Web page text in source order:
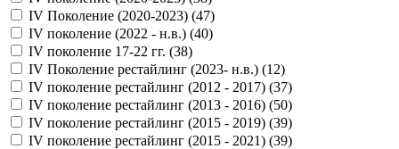
IV Поколение (2020-2023) (47)
IV поколение (2022 - н.в.) (40)
IV поколение 17-22 гг. (38)
IV Поколение рестайлинг (2023- н.в.) (12)
IV поколение рестайлинг (2012 - 2017) (37)
IV поколение рестайлинг (2013 - 2016) (50)
IV поколение рестайлинг (2015 - 2019) (39)
IV поколение рестайлинг (2015 - 2021) (39)